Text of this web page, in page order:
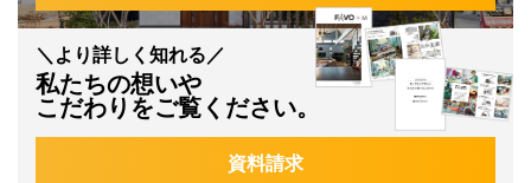
＼より詳しく知れる／
私たちの想いや
こだわりをご覧ください。
資料請求